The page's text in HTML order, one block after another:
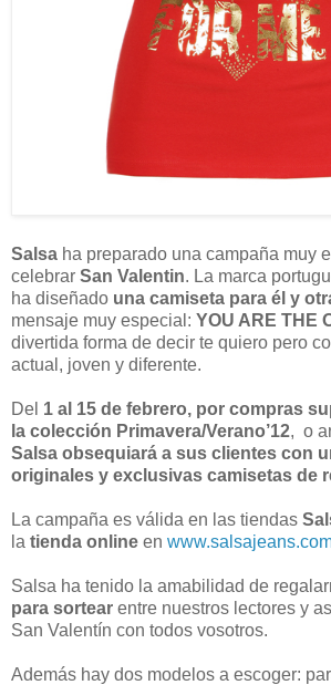
Salsa ha preparado una campaña muy
celebrar San Valentin. La marca
ha diseñado una camiseta para él y
mensaje muy especial: YOU ARE THE
divertida forma de decir te quiero pero
actual, joven y diferente.
Del 1 al 15 de febrero, por compras
la colección Primavera/Verano’12, o
Salsa obsequiará a sus clientes con
originales y exclusivas camisetas de
La campaña es válida en las tiendas
la tienda online en
Salsa ha tenido la amabilidad de
para sortear entre nuestros lectores y
San Valentín con todos vosotros.
Además hay dos modelos a escoger: